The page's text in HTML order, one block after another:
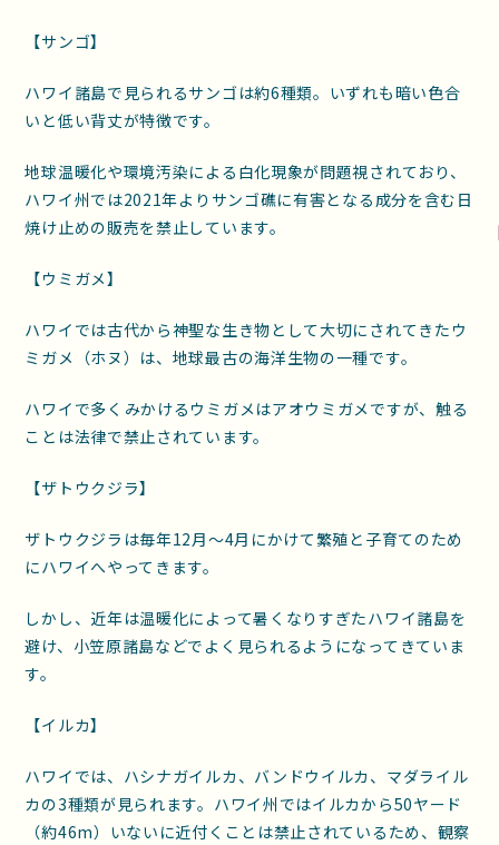
【サンゴ】
ハワイ諸島で見られるサンゴは約6種類。いずれも暗い色合
いと低い背丈が特徴です。
地球温暖化や環境汚染による白化現象が問題視されており、
ハワイ州では2021年よりサンゴ礁に有害となる成分を含む日
焼け止めの販売を禁止しています。
【ウミガメ】
ハワイでは古代から神聖な生き物として大切にされてきたウ
ミガメ（ホヌ）は、地球最古の海洋生物の一種です。
ハワイで多くみかけるウミガメはアオウミガメですが、触る
ことは法律で禁止されています。
【ザトウクジラ】
ザトウクジラは毎年12月〜4月にかけて繁殖と子育てのため
にハワイへやってきます。
しかし、近年は温暖化によって暑くなりすぎたハワイ諸島を
避け、小笠原諸島などでよく見られるようになってきていま
す。
【イルカ】
ハワイでは、ハシナガイルカ、バンドウイルカ、マダライル
カの3種類が見られます。ハワイ州ではイルカから50ヤード
（約46m）いないに近付くことは禁止されているため、観察